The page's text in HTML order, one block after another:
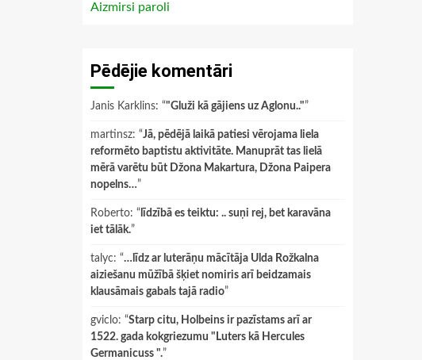
Aizmirsi paroli
Pēdējie komentāri
Janis Karklins: “"Gluži kā gājiens uz Aglonu.."”
martinsz: “Jā, pēdējā laikā patiesi vērojama liela
reformēto baptistu aktivitāte. Manuprāt tas lielā
mērā varētu būt Džona Makartura, Džona Paipera
nopelns…”
Roberto: “ līdzībā es teiktu: .. suņi rej, bet karavāna
iet tālāk.”
talyc: “…līdz ar luterāņu mācītāja Ulda Rožkalna
aiziešanu mūžībā šķiet nomiris arī beidzamais
klausāmais gabals tajā radio”
gviclo: “Starp citu, Holbeins ir pazīstams arī ar
1522. gada kokgriezumu "Luters kā Hercules
Germanicuss ".”